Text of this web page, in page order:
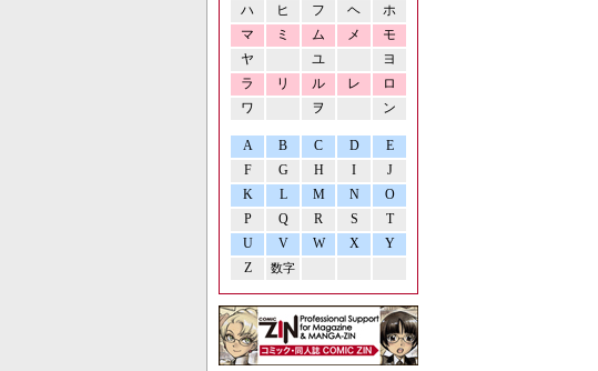
ハ
ヒ フ ヘ
ホ
マ
ミ ム メ
モ
ヤ
ユ
ヨ
ラ
リ ル レ
ロ
ワ
ヲ ン
A B C D
E
F
G H I
J
K
L M N
O
P
Q R S
T
U
V W X
Y
Z
数字